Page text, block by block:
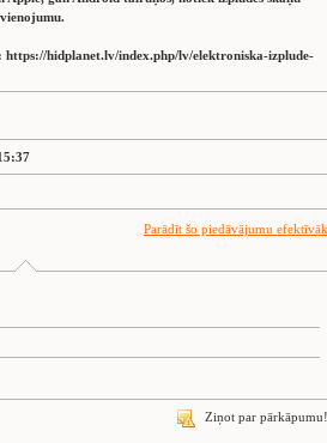
hidplanet.lv/index.php/lv/elektroniska-izplude-
Parādīt šo piedāvājumu efektīvāk
Ziņot par pārkāpumu!